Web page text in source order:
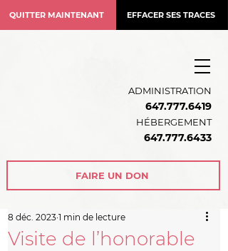
QUITTER MAINTENANT EFFACER SES TRACES
ADMINISTRATION
647.777.6419
HÉBERGEMENT
647.777.6433
FAIRE UN DON
Visite de l’honorable
8 déc. 2023 1 min de lecture